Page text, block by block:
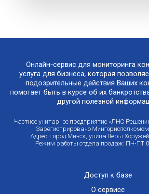
Онлайн-сервис для мониторинга
услуга для бизнеса, которая
подозрительные действия Ваших
помогает быть в курсе об их
другой полезной
Частное унитарное предприятие «ЛНС
Зарегистрировано
Адрес: город Минск, улица Веры
Режим работы отдела продаж: ПН-ПТ
Доступ к базе
О сервисе